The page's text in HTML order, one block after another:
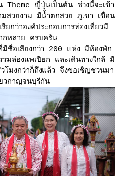
Theme ญี่ปุ่นเป็นต้น ช่วงนี้จะเข้า
สวยงาม มีน้ำตกสวย ภูเขา เขื่อน
ยกว่าองค์ประกอบการท่องเที่ยวมี
กหลาย ครบครัน
ชื่อเสียงกว่า 200 แห่ง มีห้องพัก
มล่องแพเปียก และเดินทางใกล้ มี
วโมงกว่าก็ถึงแล้ว จึงขอเชิญชวนมา
วกาญจนบุรีกัน